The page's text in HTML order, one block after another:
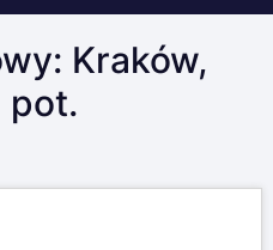
Kraków,
pot.
-